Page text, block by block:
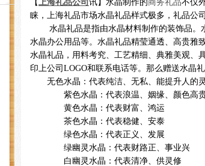
【上海礼品公司 讯】水晶制作的商务礼品不仅
睐，上海礼品市场水晶礼品样式极多，礼品公
水晶礼品是指由水晶材料制作的装饰品。
水晶办公用品等。水晶礼品精莹通透、高贵雅
水晶礼品，用料考究、工艺精细、典雅美观、
印上公司 LOGO和联系电话等。那么赠送水晶
无色水晶：代表纯洁、无私、能提升人的
紫色水晶：代表浪温、姻缘、颜色高
黄色水晶：代表财富、鸿运
茶色水晶：代表稳健、安泰
绿色水晶：代表正义、发展
绿幽灵水晶：代表财路正、事业兴
白幽灵水晶：代表清净、供灵修